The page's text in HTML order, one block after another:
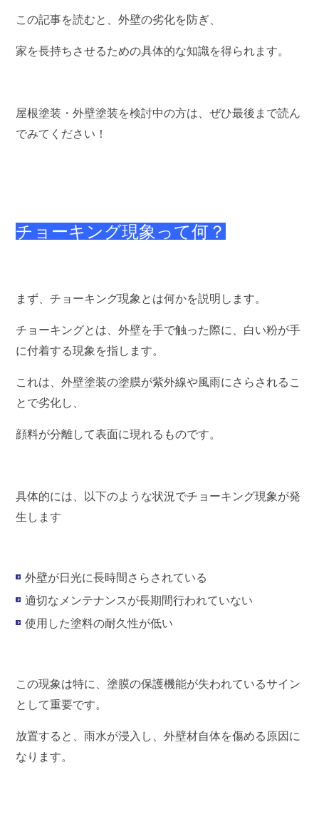
この記事を読むと、外壁の劣化を防ぎ、
家を長持ちさせるための具体的な知識を得られます。
屋根塗装・外壁塗装を検討中の方は、ぜひ最後まで読ん
でみてください！
チョーキング現象って何？
まず、チョーキング現象とは何かを説明します。
チョーキングとは、外壁を手で触った際に、白い粉が手
に付着する現象を指します。
これは、外壁塗装の塗膜が紫外線や風雨にさらされるこ
とで劣化し、
顔料が分離して表面に現れるものです。
具体的には、以下のような状況でチョーキング現象が発
生します
外壁が日光に長時間さらされている
適切なメンテナンスが長期間行われていない
使用した塗料の耐久性が低い
この現象は特に、塗膜の保護機能が失われているサイン
として重要です。
放置すると、雨水が浸入し、外壁材自体を傷める原因に
なります。